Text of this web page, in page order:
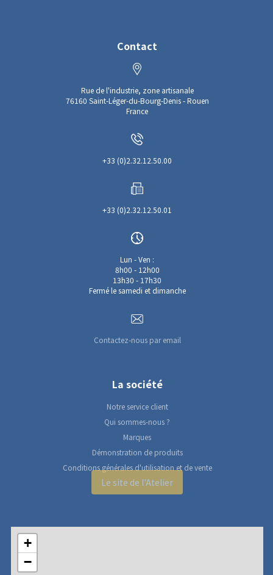
Contact
Rue de l'industrie, zone artisanale
76160 Saint-Léger-du-Bourg-Denis - Rouen
France
+33 (0)2.32.12.50.00
+33 (0)2.32.12.50.01
Lun - Ven :
8h00 - 12h00
13h30 - 17h30
Fermé le samedi et dimanche
Contactez-nous par email
La société
Notre service client
Qui sommes-nous ?
Marques
Démonstration de produits
Conditions générales d'utilisation et de vente
Le site de l'Atelier